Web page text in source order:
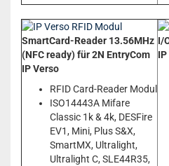
SmartCard-Reader 13.56MHz
(NFC ready) für 2N EntryCom
IP Verso
RFID Card-Reader Modul
ISO14443A Mifare
Classic 1k & 4k, DESFire
EV1, Mini, Plus S&X,
SmartMX, Ultralight,
Ultralight C, SLE44R35,
I/